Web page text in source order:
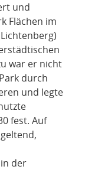
und
Flächen im
war er nicht
durch
und legte
fest. Auf
der